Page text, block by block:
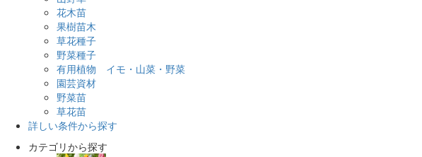
花木苗
果樹苗木
草花種子
野菜種子
有用植物 イモ・山菜・野菜
園芸資材
野菜苗
草花苗
詳しい条件から探す
カテゴリから探す